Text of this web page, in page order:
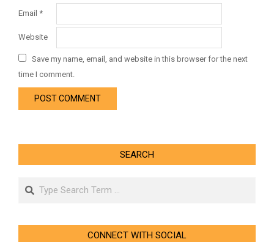
Email *
Website
Save my name, email, and website in this browser for the next
time I comment.
SEARCH
Search
CONNECT WITH SOCIAL